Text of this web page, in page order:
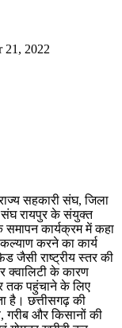
21, 2022
सहकारी संघ, जिला
संघ रायपुर के संयुक्त
समापन कार्यक्रम में कहा
करने का कार्य
जैसी राष्ट्रीय स्तर की
क्वालिटी के कारण
तक पहुंचाने के लिए
है। छत्तीसगढ़ की
और किसानों की